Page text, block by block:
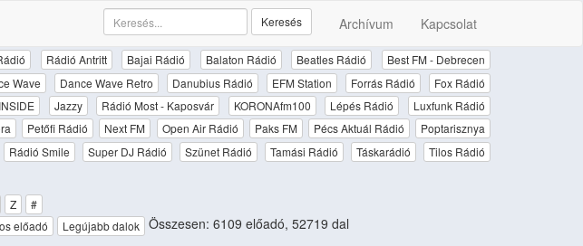
Archívum Kapcsolat
Keresés
Rádió Antritt Bajai Rádió Balaton Rádió Beatles Rádió
Best FM - Debrecen
Wave Dance Wave Retro Danubius Rádió EFM Station Forrás Rádió
Fox Rádió
Jazzy Rádió Most - Kaposvár KORONAfm100 Lépés Rádió
Luxfunk Rádió
Petőfi Rádió Next FM Open Air Rádió Paks FM Pécs Aktuál Rádió
Poptarisznya
Rádió Smile Super DJ Rádió Szünet Rádió Tamási Rádió Táskarádió
Tilos Rádió
Z
#
előadó Legújabb dalok Összesen: 6109 előadó, 52719 dal